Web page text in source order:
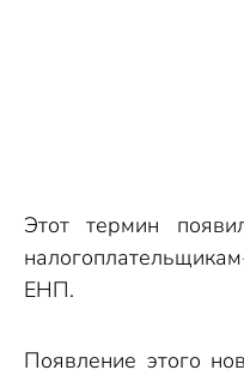
Этот термин
ЕНП.
Появление этого